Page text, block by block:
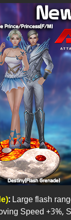
:Large flash
Speed +3%,